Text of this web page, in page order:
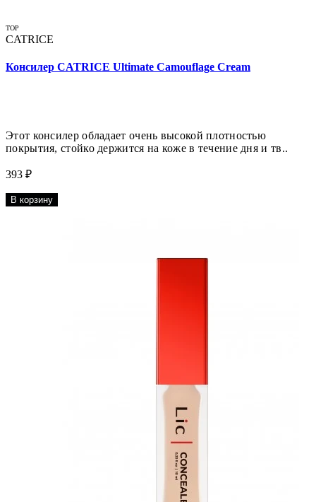
TOP
CATRICE
Консилер CATRICE Ultimate Camouflage Cream
Этот консилер обладает очень высокой плотностью
покрытия, стойко держится на коже в течение дня и тв..
393 ₽
В корзину